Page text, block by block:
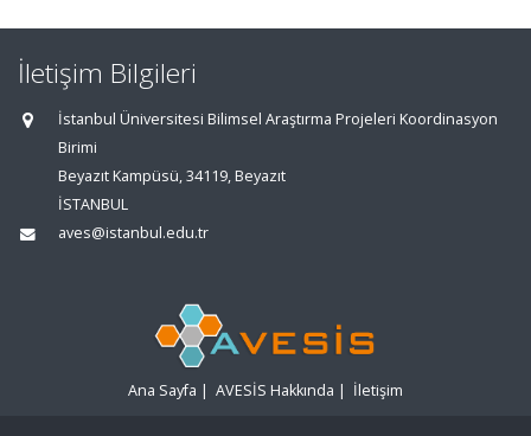
İletişim Bilgileri
İstanbul Üniversitesi Bilimsel Araştırma Projeleri Koordinasyon
Birimi
Beyazıt Kampüsü, 34119, Beyazıt
İSTANBUL
aves@istanbul.edu.tr
Ana Sayfa | AVESİS Hakkında | İletişim